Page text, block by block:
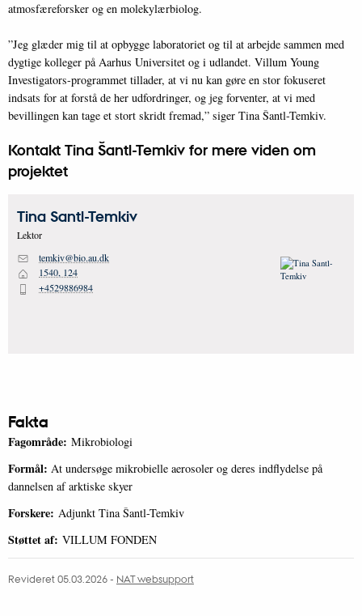
atmosfæreforsker og en molekylærbiolog.
”Jeg glæder mig til at opbygge laboratoriet og til at arbejde sammen med
dygtige kolleger på Aarhus Universitet og i udlandet. Villum Young
Investigators-programmet tillader, at vi nu kan gøre en stor fokuseret
indsats for at forstå de her udfordringer, og jeg forventer, at vi med
bevillingen kan tage et stort skridt fremad,” siger Tina Šantl-Temkiv.
Kontakt Tina Šantl-Temkiv for mere viden om
projektet
Tina Santl-Temkiv
Lektor
M temkiv@bio.au.dk
H 1540, 124
P +4529886984
Fakta
Fagområde: Mikrobiologi
Formål: At undersøge mikrobielle aerosoler og deres indflydelse på
dannelsen af arktiske skyer
Forskere: Adjunkt Tina Šantl-Temkiv
Støttet af: VILLUM FONDEN
Revideret 05.03.2026- NAT websupport